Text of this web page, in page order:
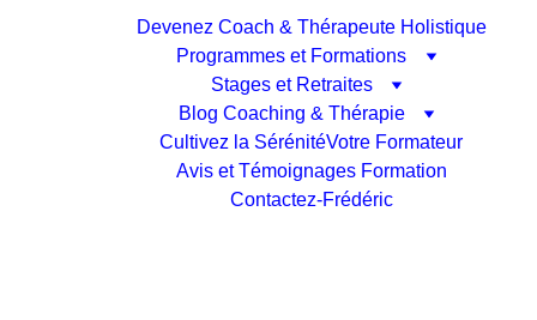
Devenez Coach & Thérapeute Holistique
Programmes et Formations
Stages et Retraites
Blog Coaching & Thérapie
Cultivez la SérénitéVotre Formateur
Avis et Témoignages Formation
Contactez-Frédéric